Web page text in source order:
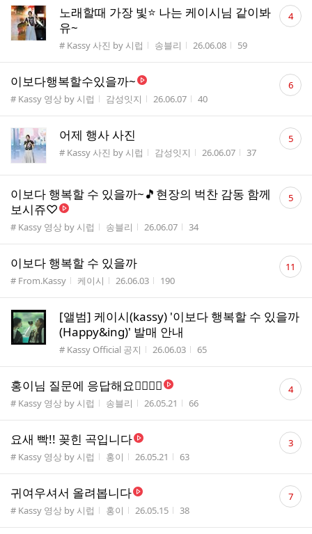
노래할때 가장 빛⭐️ 나는 케이시님 같이봐
유~
게시판명
# Kassy 사진 by 시럽 작성자
송블리 작성시간
26.06.08 조회수
59
댓
글 4
이보다행복할수있을까~
게시판명
# Kassy 영상 by 시럽 작성자
감성잇지 작성시간
26.06.07 조회수
40
댓
글 6
어제 행사 사진
게시판명
# Kassy 사진 by 시럽 작성자
감성잇지 작성시간
26.06.07 조회수
37
댓
글 5
이보다 행복할 수 있을까~🎵현장의 벅찬 감동 함께
보시쥬♡
게시판명
# Kassy 영상 by 시럽 작성자
송블리 작성시간
26.06.07 조회수
34
댓
글 5
이보다 행복할 수 있을까
게시판명
# From.Kassy 작성자
케이시 작성시간
26.06.03 조회수
190
댓
글11
[앨범] 케이시(kassy) '이보다 행복할 수 있을까
(Happy&ing)' 발매 안내
게시판명
# Kassy Official 공지 작성시간
26.06.03 조회수
65
홍이님 질문에 응답해요🙋‍♀️🙋‍♀️
게시판명
# Kassy 영상 by 시럽 작성자
송블리 작성시간
26.05.21 조회수
66
댓
글 4
요새 빡!! 꽂힌 곡입니다
게시판명
# Kassy 영상 by 시럽 작성자
홍이 작성시간
26.05.21 조회수
63
댓
글 3
귀여우셔서 올려봅니다
게시판명
# Kassy 영상 by 시럽 작성자
홍이 작성시간
26.05.15 조회수
38
댓
글 7